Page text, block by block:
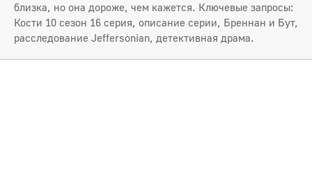
близка, но она дороже, чем кажется. Ключевые запросы:
Кости 10 сезон 16 серия, описание серии, Бреннан и Бут,
расследование Jeffersonian, детективная драма.